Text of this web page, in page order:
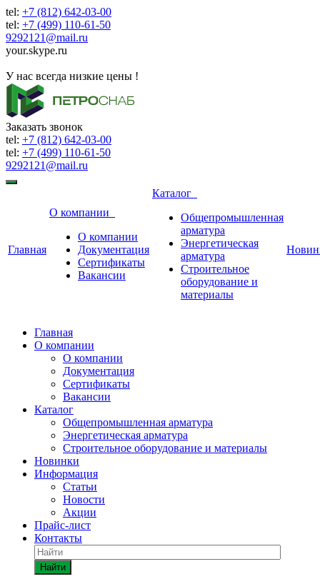
tel: +7 (812) 642-03-00
tel: +7 (499) 110-61-50
9292121@mail.ru
your.skype.ru
У нас всегда низкие цены !
Заказать звонок
tel: +7 (812) 642-03-00
tel: +7 (499) 110-61-50
9292121@mail.ru
Главная
О компании
О компании
Документация
Сертификаты
Вакансии
Каталог
Общепромышленная
арматура
Энергетическая
арматура
Строительное
оборудование и
материалы
Главная
О компании
О компании
Документация
Сертификаты
Вакансии
Каталог
Общепромышленная арматура
Энергетическая арматура
Строительное оборудование и материалы
Новинки
Информация
Статьи
Новости
Акции
Прайс-лист
Контакты
Найти